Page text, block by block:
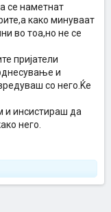
се наметнат
како минуваат
во тоа,но не се
пријатели
и
со него.Ќе
и инсистираш да
него.